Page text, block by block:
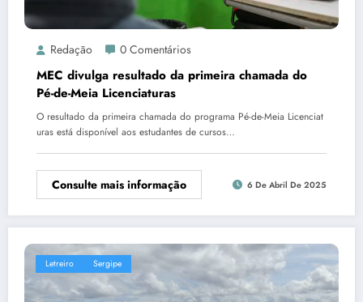
Redação 0 Comentários
MEC divulga resultado da primeira chamada do
Pé-de-Meia Licenciaturas
O resultado da primeira chamada do programa Pé-de-Meia Licenciat
uras está disponível aos estudantes de cursos…
Consulte mais informação 6 De Abril De 2025
Letreiro Sergipe